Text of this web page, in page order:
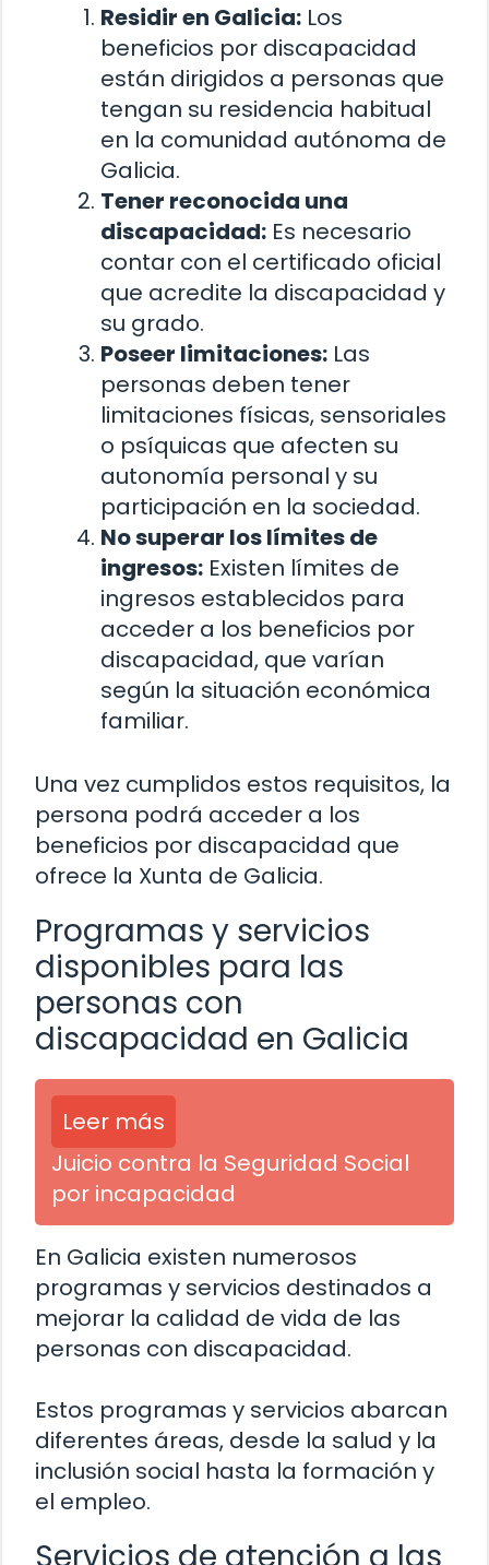
Residir en Galicia: Los
beneficios por discapacidad
están dirigidos a personas que
tengan su residencia habitual
en la comunidad autónoma de
Galicia.
Tener reconocida una
discapacidad: Es necesario
contar con el certificado oficial
que acredite la discapacidad y
su grado.
Poseer limitaciones: Las
personas deben tener
limitaciones físicas, sensoriales
o psíquicas que afecten su
autonomía personal y su
participación en la sociedad.
No superar los límites de
ingresos: Existen límites de
ingresos establecidos para
acceder a los beneficios por
discapacidad, que varían
según la situación económica
familiar.
Una vez cumplidos estos requisitos, la
persona podrá acceder a los
beneficios por discapacidad que
ofrece la Xunta de Galicia.
Programas y servicios
disponibles para las
personas con
discapacidad en Galicia
Leer más
Juicio contra la Seguridad Social
por incapacidad
En Galicia existen numerosos
programas y servicios destinados a
mejorar la calidad de vida de las
personas con discapacidad.
Estos programas y servicios abarcan
diferentes áreas, desde la salud y la
inclusión social hasta la formación y
el empleo.
Servicios de atención a las